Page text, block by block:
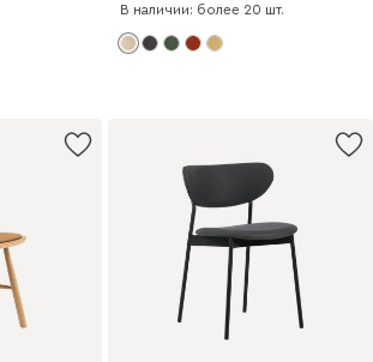
В наличии: более 20 шт.